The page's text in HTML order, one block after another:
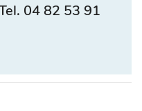
04 82 53 91